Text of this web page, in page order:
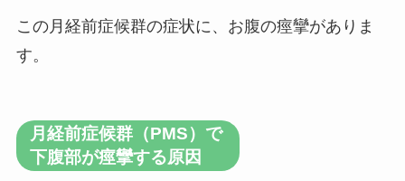
この月経前症候群の症状に、お腹の痙攣がありま
す。
月経前症候群（PMS）で
下腹部が痙攣する原因